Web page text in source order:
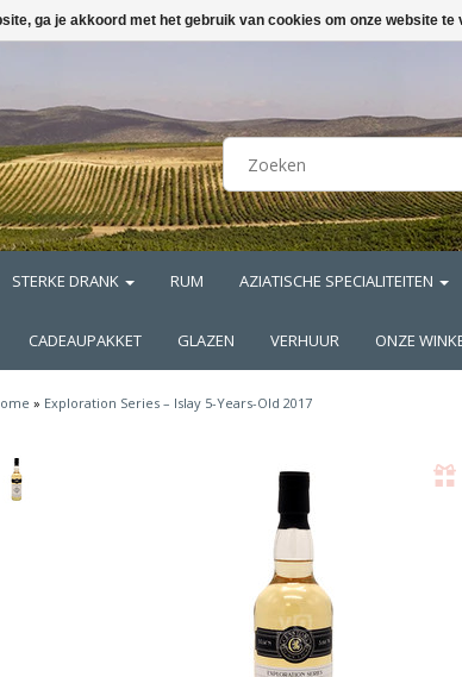
STERKE DRANK RUM AZIATISCHE SPECIALITEITEN
CADEAUPAKKET GLAZEN VERHUUR ONZE
» Exploration Series – Islay 5-Years-Old 2017
ga je akkoord met het gebruik van cookies om onze website te